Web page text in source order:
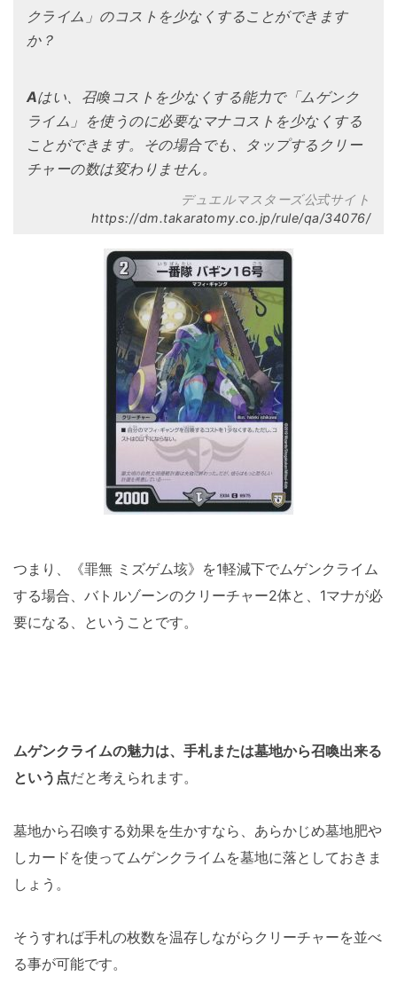
クライム」のコストを少なくすることができます
か？
Aはい、召喚コストを少なくする能力で「ムゲンク
ライム」を使うのに必要なマナコストを少なくする
ことができます。その場合でも、タップするクリー
チャーの数は変わりません。
デュエルマスターズ公式サイト
https://dm.takaratomy.co.jp/rule/qa/34076/
つまり、《罪無 ミズゲム垓》を1軽減下でムゲンクライム
する場合、バトルゾーンのクリーチャー2体と、1マナが必
要になる、ということです。
ムゲンクライムの魅力は、手札または墓地から召喚出来る
という点だと考えられます。
墓地から召喚する効果を生かすなら、あらかじめ墓地肥や
しカードを使ってムゲンクライムを墓地に落としておきま
しょう。
そうすれば手札の枚数を温存しながらクリーチャーを並べ
る事が可能です。